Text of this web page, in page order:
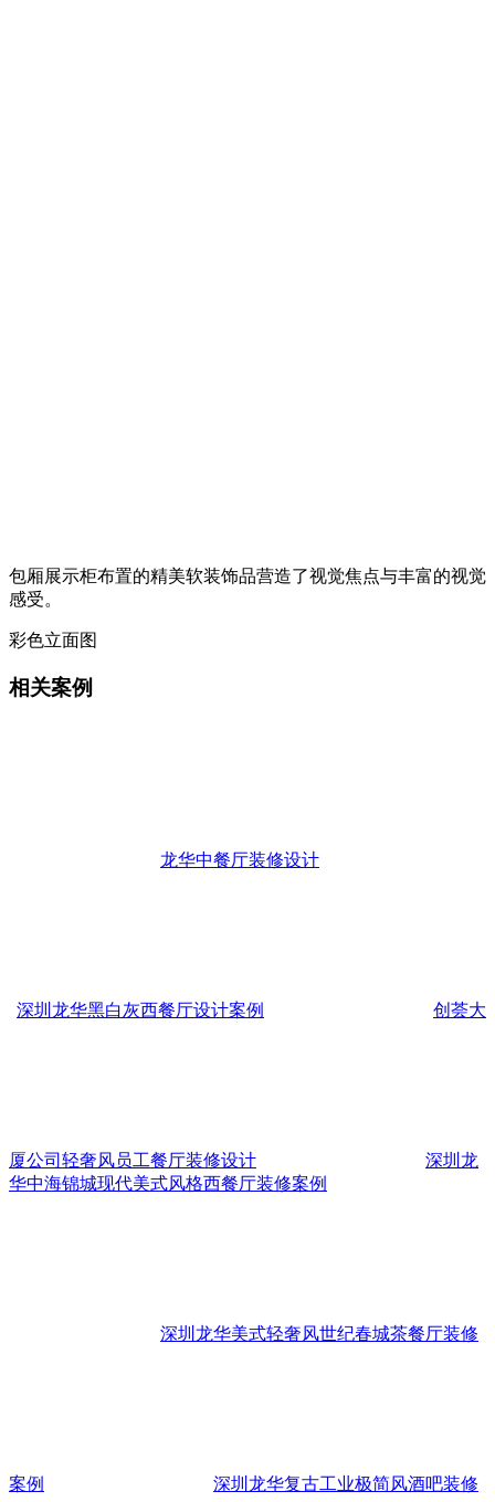
包厢展示柜布置的精美软装饰品营造了视觉焦点与丰富的视觉
感受。
彩色立面图
相关案例
龙华中餐厅装修设计
深圳龙华黑白灰西餐厅设计案例 创荟大
厦公司轻奢风员工餐厅装修设计
深圳龙
华中海锦城现代美式风格西餐厅装修案例
深圳龙华美式轻奢风世纪春城茶餐厅装修
案例 深圳龙华复古工业极简风酒吧装修